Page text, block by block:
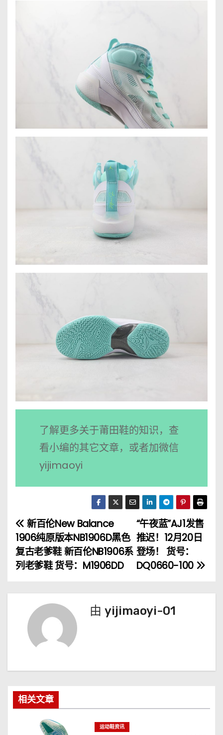
了解更多关于莆田鞋的知识，查
看小编的其它文章，或者加微信
yijimaoyi
文
章
导
航
“午夜蓝”AJ1发售
推迟！12月20日
登场！ 货号：
DQ0660-100
新百伦New Balance
1906纯原版本NB1906D黑色
复古老爹鞋 新百伦NB1906系
列老爹鞋 货号：M1906DD
由 yijimaoyi-01
相关文章
运动鞋资讯